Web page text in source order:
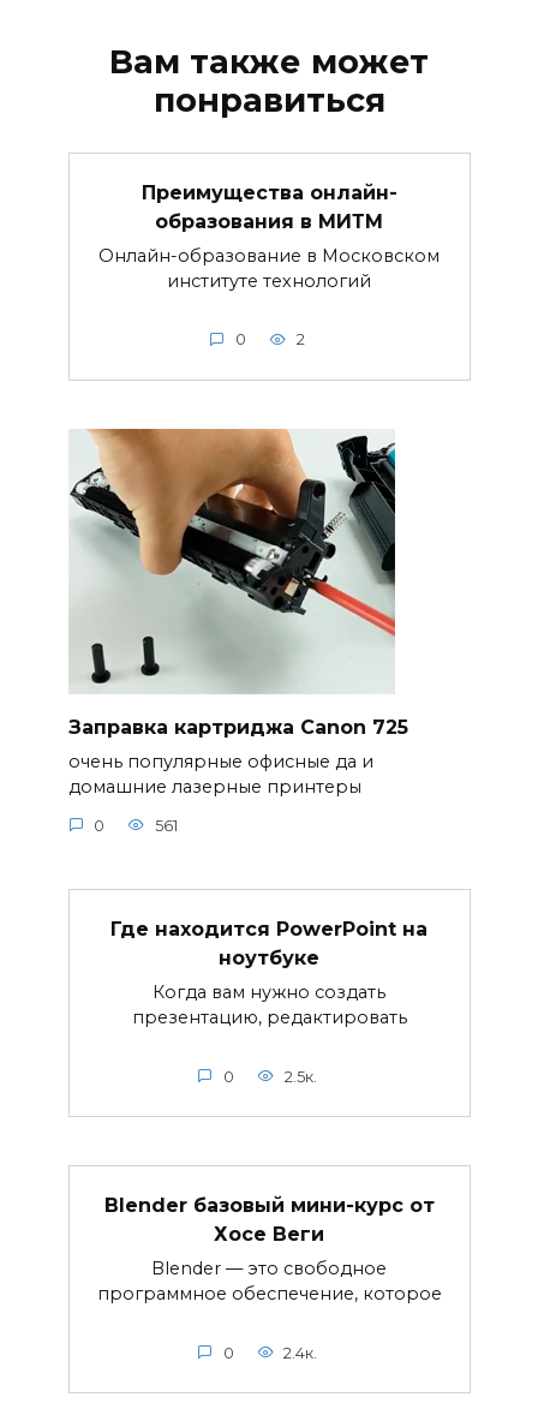
Вам также может
понравиться
Преимущества онлайн-
образования в МИТМ
Онлайн-образование в Московском
институте технологий
0 2
Заправка картриджа Canon 725
очень популярные офисные да и
домашние лазерные принтеры
0 561
Где находится PowerPoint на
ноутбуке
Когда вам нужно создать
презентацию, редактировать
0 2.5к.
Blender базовый мини-курс от
Хосе Веги
Blender — это свободное
программное обеспечение, которое
0 2.4к.